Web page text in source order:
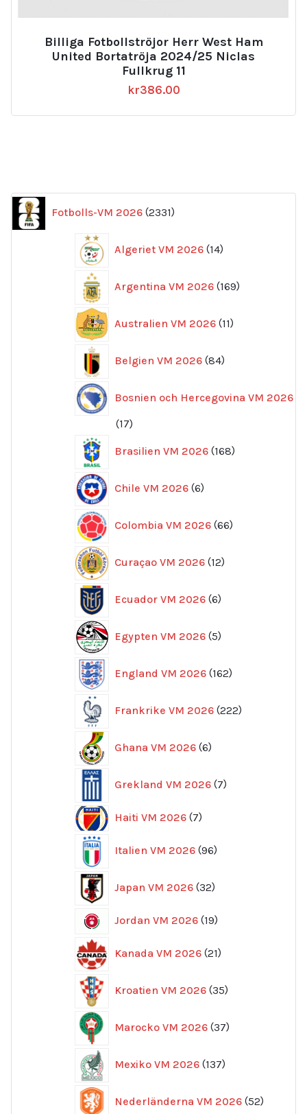
Billiga Fotbollströjor Herr West Ham
United Bortatröja 2024/25 Niclas
Fullkrug 11
kr386.00
Fotbolls-VM 2026 2331
produkter
Algeriet VM 2026 14
produkter
Argentina VM 2026 169
produkter
Australien VM 2026 11
produkter
Belgien VM 2026 84
produkter
Bosnien och Hercegovina VM 2026
1717
Brasilien VM 2026 168
produkter
Chile VM 2026 6
produkter
Colombia VM 2026 66
produkter
Curaçao VM 2026 12
produkter
Ecuador VM 2026 6
produkter
Egypten VM 2026 5
produkter
England VM 2026 162
produkter
Frankrike VM 2026 222
produkter
Ghana VM 2026 6
produkter
Grekland VM 2026 7
produkter
Haiti VM 2026 77
Italien VM 2026 96
produkter
Japan VM 2026 32
produkter
Jordan VM 2026 1919
Kanada VM 2026 21
produkter
Kroatien VM 2026 35
produkter
Marocko VM 2026 37
produkter
Mexiko VM 2026 137
produkter
Nederländerna VM 2026 52